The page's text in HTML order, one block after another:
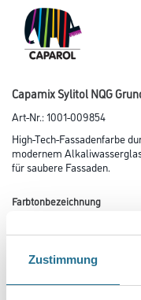
Zustimmung
Capamix Sylitol NQG
Art-Nr.:1001-009854
High-Tech-Fassadenfarbe
modernem
für saubere Fassaden.
Farbtonbezeichnung
Glanzgrad